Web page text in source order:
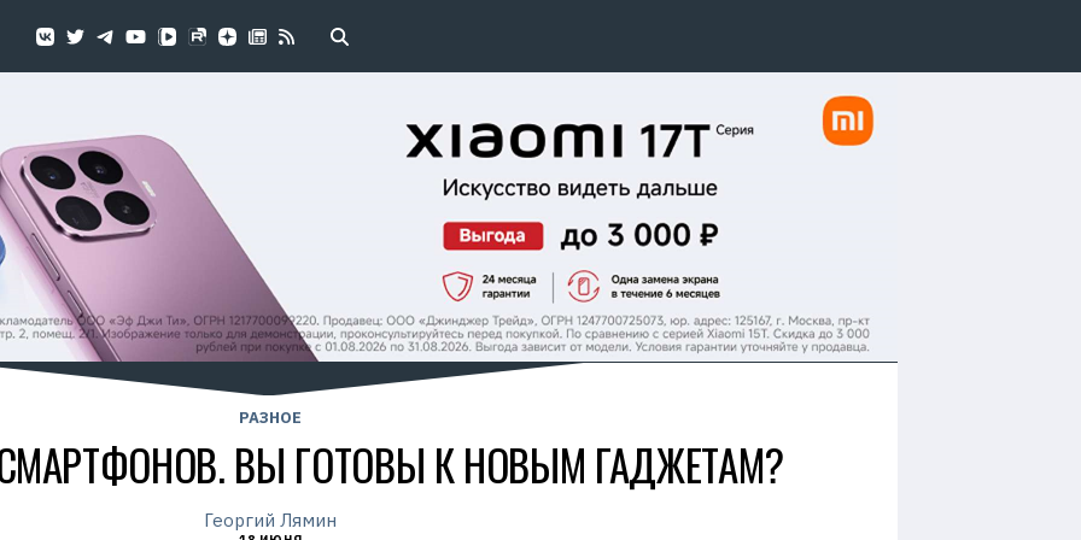
РАЗНОЕ
ВЫ ГОТОВЫ К НОВЫМ ГАДЖЕТАМ?
Георгий Лямин